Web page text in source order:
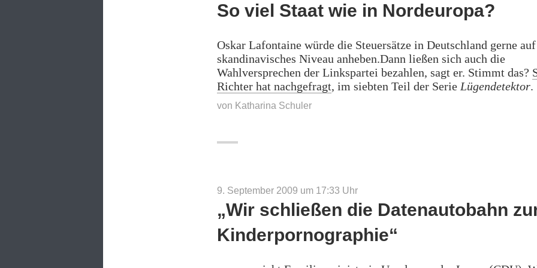
So viel Staat wie in Nordeuropa?
Oskar Lafontaine würde die Steuersätze in Deutschland gerne auf
skandinavisches Niveau anheben.Dann ließen sich auch die
Wahlversprechen der Linkspartei bezahlen, sagt er. Stimmt das?
Richter hat nachgefragt, im siebten Teil der Serie Lügendetektor.
von Katharina Schuler
9. September 2009 um 17:33 Uhr
„Wir schließen die Datenautobahn
Kinderpornographie“